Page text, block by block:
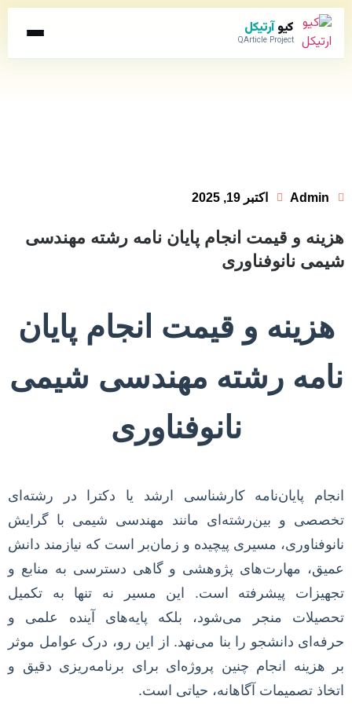
کیوآرتیکل
QArticle Project
Admin اکتبر 19, 2025
هزینه و قیمت انجام پایان نامه رشته مهندسی
شیمی نانوفناوری
هزینه و قیمت انجام پایان
نامه رشته مهندسی شیمی
نانوفناوری
انجام پایان‌نامه کارشناسی ارشد یا دکترا در رشته‌ای
تخصصی و بین‌رشته‌ای مانند مهندسی شیمی با گرایش
نانوفناوری، مسیری پیچیده و زمان‌بر است که نیازمند دانش
عمیق، مهارت‌های پژوهشی و گاهی دسترسی به منابع و
تجهیزات پیشرفته است. این مسیر نه تنها به تکمیل
تحصیلات منجر می‌شود، بلکه پایه‌های آینده علمی و
حرفه‌ای دانشجو را بنا می‌نهد. از این رو، درک عوامل موثر
بر هزینه انجام چنین پروژه‌ای برای برنامه‌ریزی دقیق و
اتخاذ تصمیمات آگاهانه، حیاتی است.